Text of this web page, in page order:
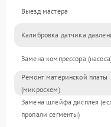
Выезд мастера
Калибровка датчика
Замена компрессора
Ремонт материнской платы
(микросхем)
Замена шлейфа дисплея
пропали сегменты)